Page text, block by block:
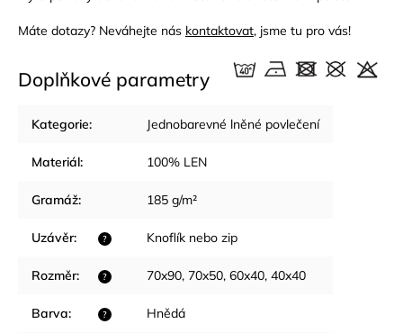
Máte dotazy? Neváhejte nás kontaktovat, jsme tu pro vás!
Doplňkové parametry
Kategorie: Jednobarevné lněné povlečení
Materiál: 100% LEN
Gramáž: 185 g/m²
?
Uzávěr: Knoflík nebo zip
?
Rozměr: 70x90, 70x50, 60x40, 40x40
?
Barva: Hnědá